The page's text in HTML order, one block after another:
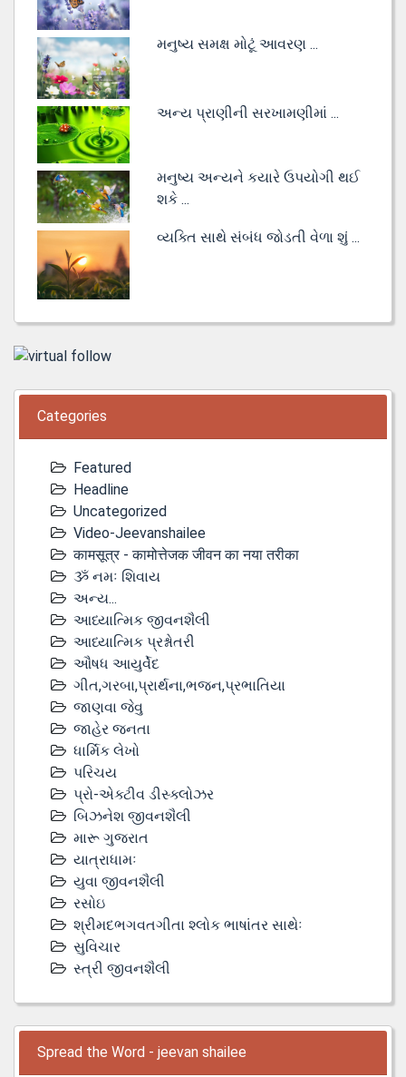
મનુષ્ય સમક્ષ મોટૂં આવરણ ...
અન્ય પ્રાણીની સરખામણીમાં ...
મનુષ્ય અન્યને કયારે ઉપયોગી થઈ
શકે ...
વ્યક્તિ સાથે સંબંધ જોડતી વેળા શું ...
Categories
Featured
Headline
Uncategorized
Video-Jeevanshailee
कामसूत्र - कामोत्तेजक जीवन का नया तरीका
ૐ નમઃ શિવાય
અન્ય...
આધ્યાત્મિક જીવનશૈલી
આધ્યાત્મિક પ્રશ્નોતરી
ઔષધ આયુર્વેદ
ગીત,ગરબા,પ્રાર્થના,ભજન,પ્રભાતિયા
જાણવા જેવુ
જાહેર જનતા
ધાર્મિક લેખો
પરિચય
પ્રો-એક્ટીવ ડીસ્‍ક્લોઝર
બિઝનેશ જીવનશૈલી
મારૂ ગુજરાત
યાત્રાધામઃ
યુવા જીવનશૈલી
રસોઇ
શ્રીમદભગવતગીતા શ્લોક ભાષાંતર સાથેઃ
સુવિચાર
સ્ત્રી જીવનશૈલી
Spread the Word - jeevan shailee